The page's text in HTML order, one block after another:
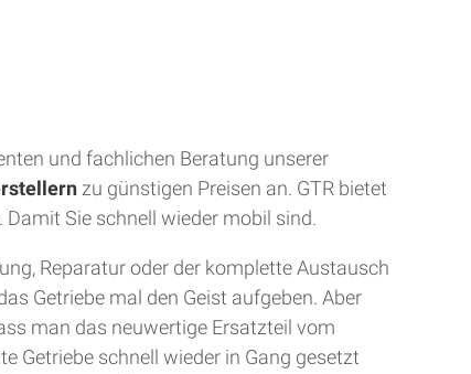
und fachlichen Beratung unserer
zu günstigen Preisen an. GTR bietet
Sie schnell wieder mobil sind.
Reparatur oder der komplette Austausch
Getriebe mal den Geist aufgeben. Aber
man das neuwertige Ersatzteil vom
Getriebe schnell wieder in Gang gesetzt